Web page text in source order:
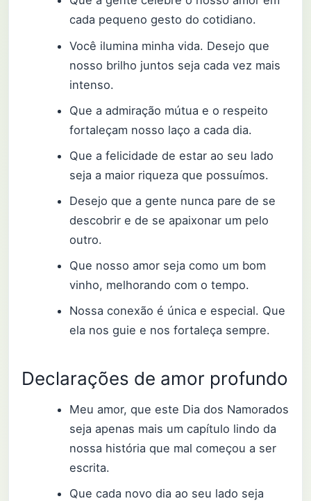
cada pequeno gesto do cotidiano.
Você ilumina minha vida. Desejo que
nosso brilho juntos seja cada vez mais
intenso.
Que a admiração mútua e o respeito
fortaleçam nosso laço a cada dia.
Que a felicidade de estar ao seu lado
seja a maior riqueza que possuímos.
Desejo que a gente nunca pare de se
descobrir e de se apaixonar um pelo
outro.
Que nosso amor seja como um bom
vinho, melhorando com o tempo.
Nossa conexão é única e especial. Que
ela nos guie e nos fortaleça sempre.
Declarações de amor profundo
Meu amor, que este Dia dos Namorados
seja apenas mais um capítulo lindo da
nossa história que mal começou a ser
escrita.
Que cada novo dia ao seu lado seja